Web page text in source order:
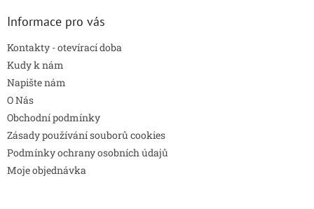
Informace pro vás
Kontakty - otevírací doba
Kudy k nám
Napište nám
O Nás
Obchodní podmínky
Zásady používání souborů cookies
Podmínky ochrany osobních údajů
Moje objednávka